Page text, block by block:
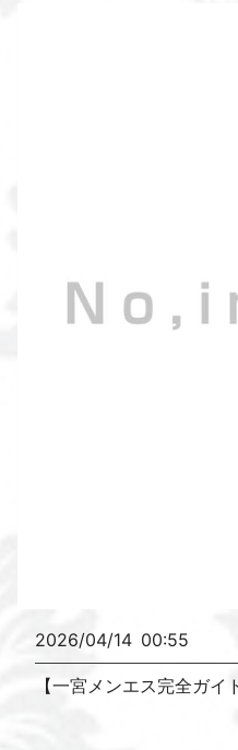
2026/04/14 00:55
【一宮メンエス完全ガ